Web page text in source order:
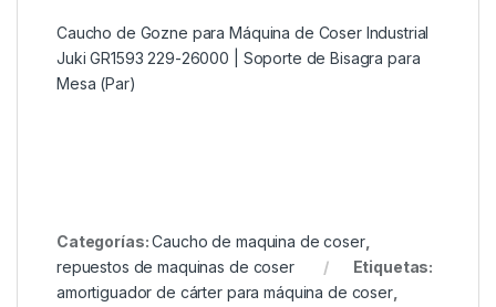
Caucho de Gozne para Máquina de Coser Industrial
Juki GR1593 229-26000 | Soporte de Bisagra para
Mesa (Par)
Categorías:Caucho de maquina de coser,
repuestos de maquinas de coser
Etiquetas:
amortiguador de cárter para máquina de coser,